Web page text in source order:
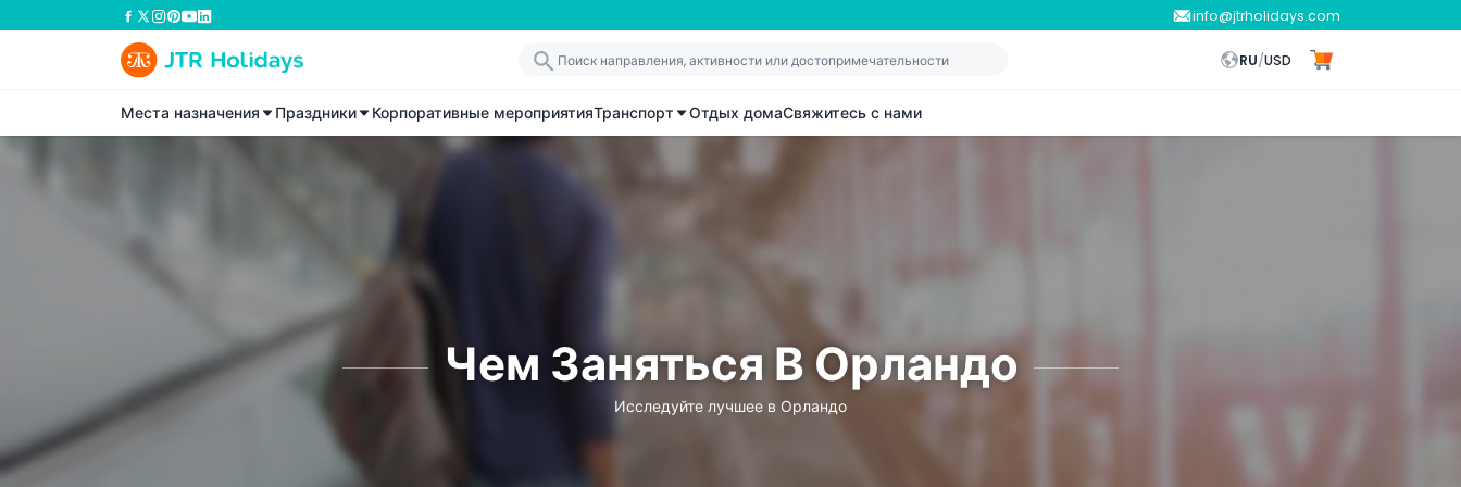
info@jtrholidays.com
RU/USD
Места назначения Праздники Корпоративные мероприятияТранспорт Отдых домаСвяжитесь с нами
Чем Заняться В Орландо
Исследуйте лучшее в Орландо